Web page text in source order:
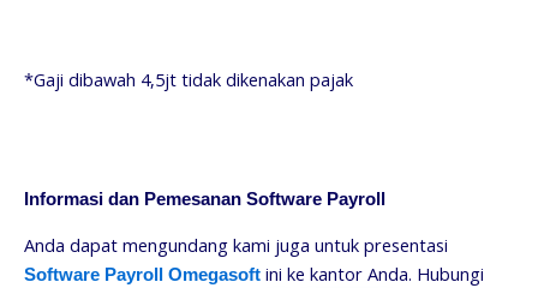
*Gaji dibawah 4,5jt tidak dikenakan pajak
Informasi dan Pemesanan Software Payroll
Anda dapat mengundang kami juga untuk presentasi
Software Payroll Omegasoft ini ke kantor Anda. Hubungi